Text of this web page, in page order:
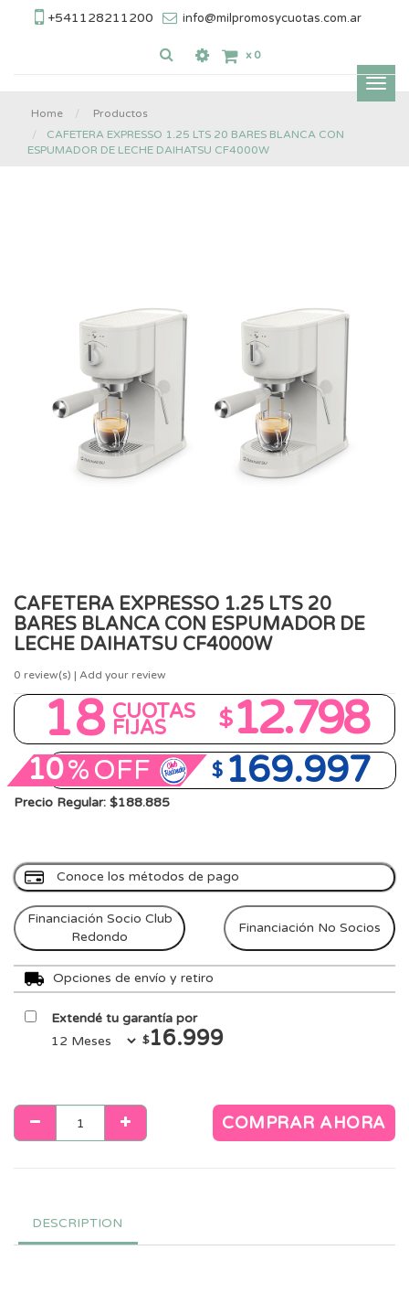
+541128211200 info@milpromosycuotas.com.ar
x 0
Home
Productos
CAFETERA EXPRESSO 1.25 LTS 20 BARES BLANCA CON
ESPUMADOR DE LECHE DAIHATSU CF4000W
CAFETERA EXPRESSO 1.25 LTS 20
BARES BLANCA CON ESPUMADOR DE
LECHE DAIHATSU CF4000W
0 review(s) | Add your review
18 CUOTAS
FIJAS $12.798
10%OFF $ 169.997
Precio Regular: $188.885
Conoce los métodos de pago
Financiación Socio Club
Redondo
Financiación No Socios
Opciones de envío y retiro
Extendé tu garantía por
$16.999
COMPRAR AHORA
DESCRIPTION